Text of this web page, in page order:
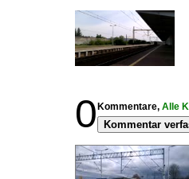
0 Kommentare, Alle
Kommentar